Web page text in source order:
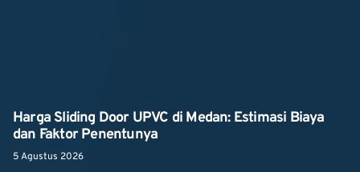
Harga Sliding Door UPVC di Medan: Estimasi Biaya
dan Faktor Penentunya
5 Agustus 2026